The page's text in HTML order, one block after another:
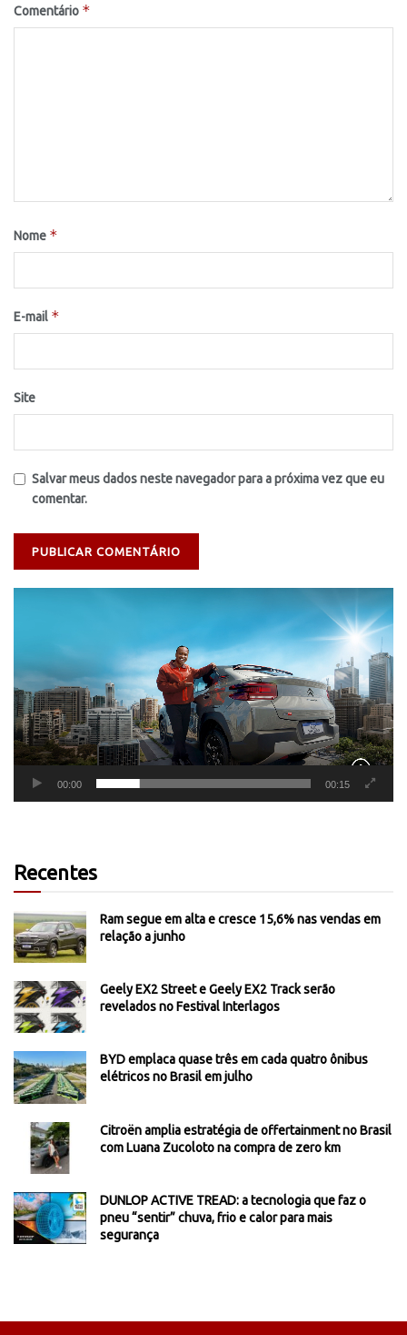
Comentário *
Nome *
E-mail *
Site
Salvar meus dados neste navegador para a próxima vez que eu
comentar.
00:00 00:15
Recentes
Ram segue em alta e cresce 15,6% nas vendas em
relação a junho
Geely EX2 Street e Geely EX2 Track serão
revelados no Festival Interlagos
BYD emplaca quase três em cada quatro ônibus
elétricos no Brasil em julho
Citroën amplia estratégia de offertainment no Brasil
com Luana Zucoloto na compra de zero km
DUNLOP ACTIVE TREAD: a tecnologia que faz o
pneu “sentir” chuva, frio e calor para mais
segurança